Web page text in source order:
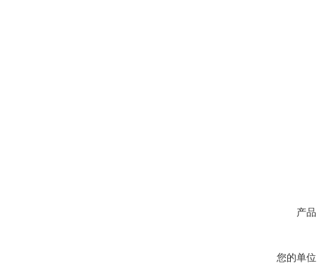
产
您的单